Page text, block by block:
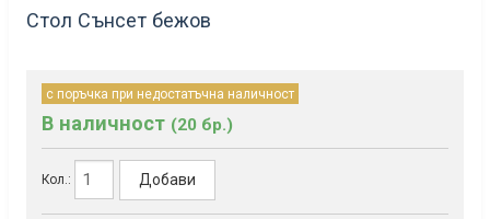
Стол Сънсет бежов
с поръчка при недостатъчна наличност
В наличност (20 бр.)
Кол.: Добави